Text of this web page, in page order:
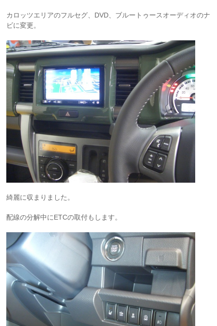
カロッツエリアのフルセグ、DVD、ブルートゥースオーディオのナ
ビに変更。
綺麗に収まりました。
配線の分解中にETCの取付もします。